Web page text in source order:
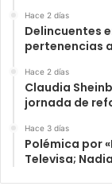
Hace 2 días
Delincuentes
pertenencias
Hace 2 días
Claudia
jornada de
Hace 3 días
Polémica por
Televisa;